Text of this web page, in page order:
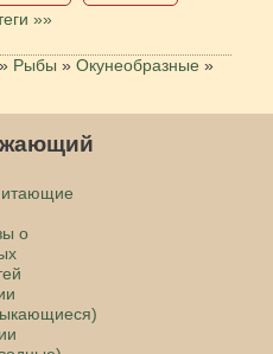
»»
» Рыбы » Окунеобразные »
о